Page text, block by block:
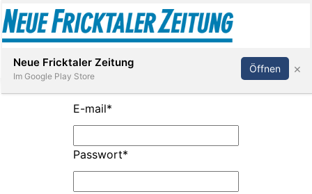
Abonnieren Anmelden
E-mail*
Passwort*
Neue Fricktaler Zeitung
Im Google Play Store
Öffnen ×